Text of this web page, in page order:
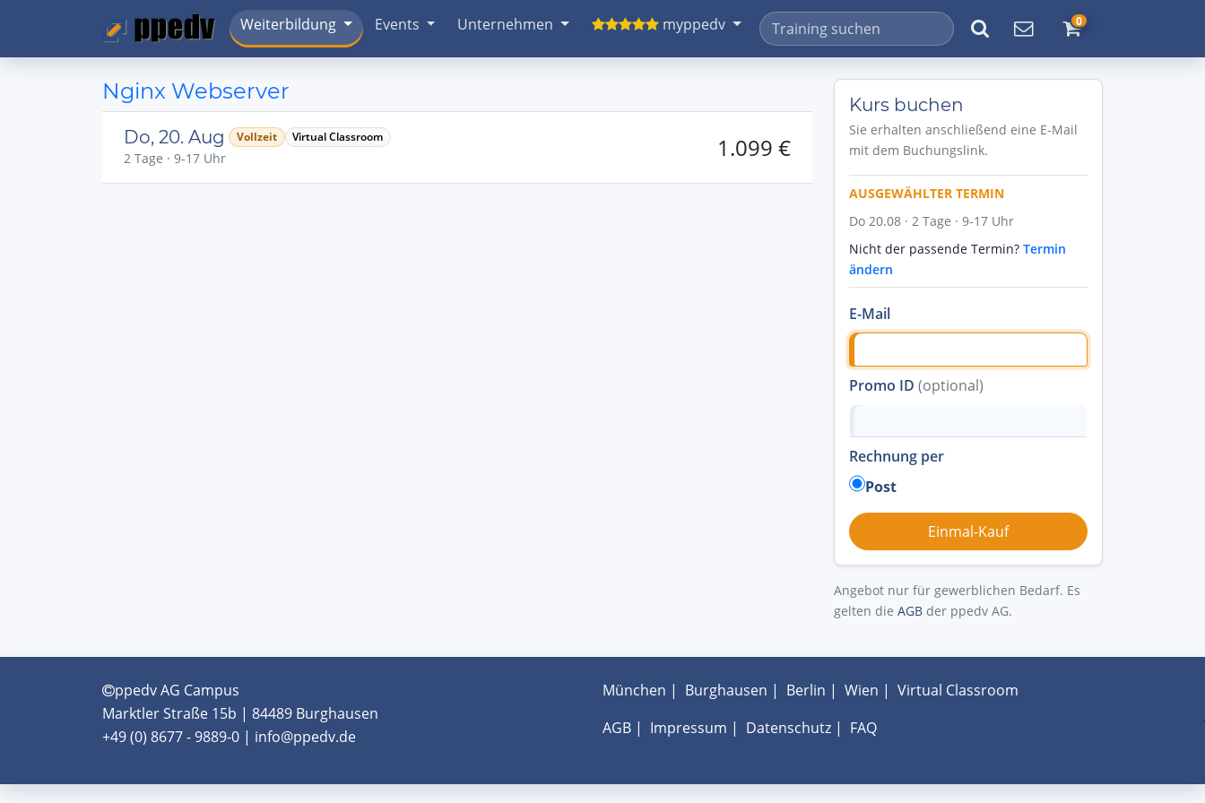
Weiterbildung Events Unternehmen myppedv 0
Nginx Webserver
Do, 20. Aug Vollzeit Virtual Classroom
2 Tage · 9-17 Uhr 1.099 €
Kurs buchen
Sie erhalten anschließend eine E-Mail
mit dem Buchungslink.
AUSGEWÄHLTER TERMIN
Do 20.08 · 2 Tage · 9-17 Uhr
Nicht der passende Termin? Termin
ändern
E-Mail
Promo ID (optional)
Rechnung per
Post
Angebot nur für gewerblichen Bedarf. Es
gelten die AGB der ppedv AG.
ppedv AG Campus
Marktler Straße 15b | 84489 Burghausen
+49 (0) 8677 - 9889-0 | info@ppedv.de
München | Burghausen | Berlin | Wien | Virtual Classroom
AGB| Impressum | Datenschutz| FAQ